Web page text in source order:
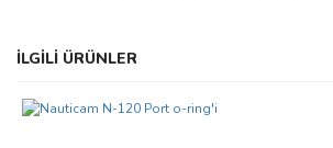
Bu ürünün fiyat bilgisi, resim, ürün
konularda yetersiz gördüğünüz noktaları öneri
Görüş ve önerileriniz için teşekkür ederiz.
İLGİLİ ÜRÜNLER